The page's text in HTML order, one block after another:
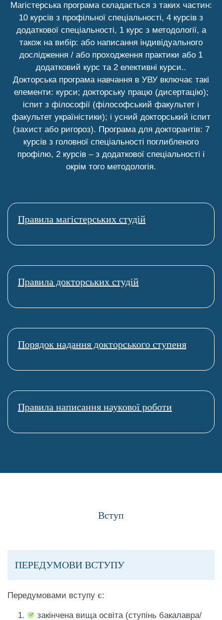
Вирішення
міжнародних
конфліктів
4 кредити
Суверенітет в
міжнародному і
європейському
праві
Міжнародне
контрактове право
4 кредити
фінанси
бізнесові трансакції
Міжнародне
і фінансовий
Міжнародне
захист прав
4 кредити
притулку в ЄС
Магістерська програма складається з таких частин:
10 курсів з профільної спеціальності, 4 курсів з
додаткової спеціальності, 1 курс з методології, а
також на вибір: або написання індивідуального
дослідження / або проходження практики або 1
додатковий курс та 2 елективні курси..
Докторська програма навчання в УВУ включає такі
елементи: курси; докторську працю (дисертацію);
іспит з філософії (філософський факультет і
факультет україністики); і усний докторський іспит
(захист або ригороз). Програма для докторантів: 7
курсів з головної спеціальності поглибленого
профілю, 2 курсів – з додаткової спеціальності і
окрім того методологія.
Правила магістерських студій
Правила докторських студій
Порядок надання докторського ступеня
Правила написання наукової роботи
Вступ
ПЕРЕДУМОВИ ВСТУПУ
Передумовами вступу є:
закінчена вища освіта (ступінь бакалавра/